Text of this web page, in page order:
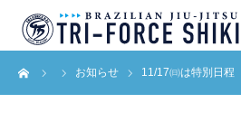
お知らせ 11/17㈰は特別日程
ABOUT